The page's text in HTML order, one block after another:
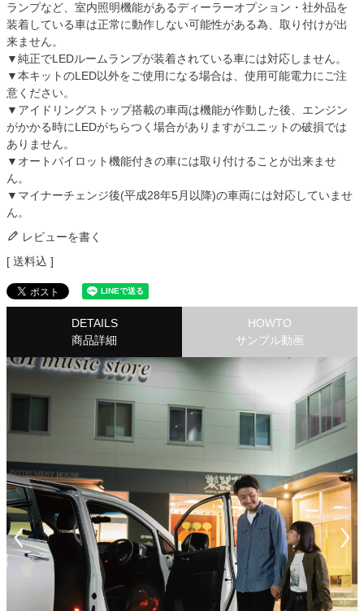
ランプなど、室内照明機能があるディーラーオプション・社外品を
装着している車は正常に動作しない可能性がある為、取り付けが出
来ません。
▼純正でLEDルームランプが装着されている車には対応しません。
▼本キットのLED以外をご使用になる場合は、使用可能電力にご注
意ください。
▼アイドリングストップ搭載の車両は機能が作動した後、エンジン
がかかる時にLEDがちらつく場合がありますがユニットの破損では
ありません。
▼オートパイロット機能付きの車には取り付けることが出来ませ
ん。
▼マイナーチェンジ後(平成28年5月以降)の車両には対応していませ
ん。
レビューを書く
送料込
DETAILS
商品詳細
HOWTO
サンプル動画